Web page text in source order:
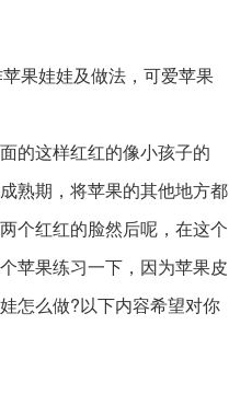
果娃娃及做法，可爱苹果
的这样红红的像小孩子的
熟期，将苹果的其他地方都
个红红的脸然后呢，在这个
苹果练习一下，因为苹果皮
怎么做?以下内容希望对你